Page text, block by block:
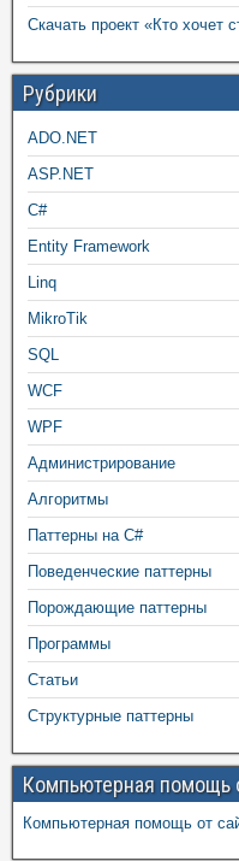
Скачать проект «Кто хочет
Рубрики
ADO.NET
ASP.NET
C#
Entity Framework
Linq
MikroTik
SQL
WCF
WPF
Администрирование
Алгоритмы
Паттерны на C#
Поведенческие паттерны
Порождающие паттерны
Программы
Статьи
Структурные паттерны
Компьютерная помощь
Компьютерная помощь от